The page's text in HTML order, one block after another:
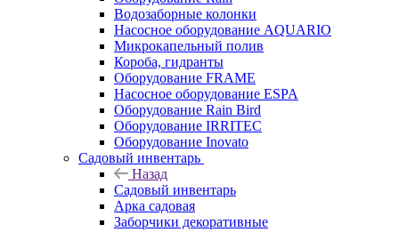
Водозаборные колонки
Насосное оборудование AQUARIO
Микрокапельный полив
Короба, гидранты
Оборудование FRAME
Насосное оборудование ESPA
Оборудование Rain Bird
Оборудование IRRITEC
Оборудование Inovato
Садовый инвентарь
Назад
Садовый инвентарь
Арка садовая
Заборчики декоративные